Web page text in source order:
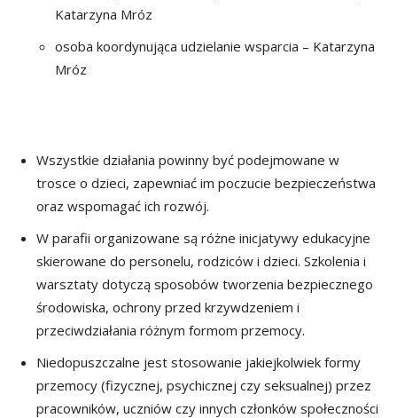
Katarzyna Mróz
osoba koordynująca udzielanie wsparcia – Katarzyna
Mróz
Wszystkie działania powinny być podejmowane w
trosce o dzieci, zapewniać im poczucie bezpieczeństwa
oraz wspomagać ich rozwój.
W parafii organizowane są różne inicjatywy edukacyjne
skierowane do personelu, rodziców i dzieci. Szkolenia i
warsztaty dotyczą sposobów tworzenia bezpiecznego
środowiska, ochrony przed krzywdzeniem i
przeciwdziałania różnym formom przemocy.
Niedopuszczalne jest stosowanie jakiejkolwiek formy
przemocy (fizycznej, psychicznej czy seksualnej) przez
pracowników, uczniów czy innych członków społeczności